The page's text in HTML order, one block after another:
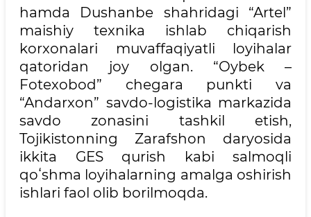
hamda Dushanbe shahridagi “Artel”
maishiy texnika ishlab chiqarish
korxonalari muvaffaqiyatli loyihalar
qatoridan joy olgan. “Oybek –
Fotexobod” chegara punkti va
“Andarxon” savdo-logistika markazida
savdo zonasini tashkil etish,
Tojikistonning Zarafshon daryosida
ikkita GES qurish kabi salmoqli
qoʻshma loyihalarning amalga oshirish
ishlari faol olib borilmoqda.